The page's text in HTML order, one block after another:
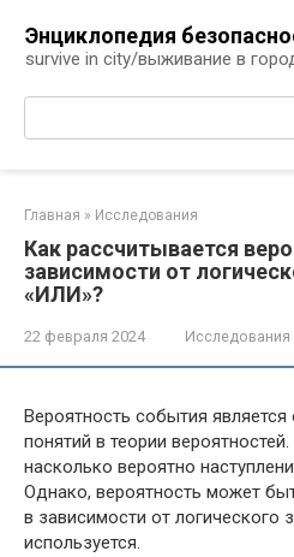
контенту
Энциклопедия
survive in city/выживание в
Поиск:
Главная » Исследования
Как рассчитывается
зависимости от
«ИЛИ»?
22 февраля 2024 Исследования
Вероятность события
понятий в теории
насколько вероятно
Однако, вероятность может
в зависимости от логического
используется.